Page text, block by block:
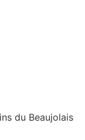
du Beaujolais